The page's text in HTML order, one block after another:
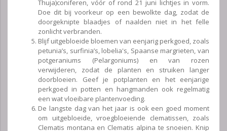
Thuja)coniferen, vóór of rond 21 juni lichtjes in vorm.
Doe dit bij voorkeur op een bewolkte dag, zodat de
doorgeknipte blaadjes of naalden niet in het felle
zonlicht verbranden.
Blijf uitgebloeide bloemen van eenjarig perkgoed, zoals
petunia’s, surfinia’s, lobelia's, Spaanse margrieten, van
potgeraniums (Pelargoniums) en van rozen
verwijderen, zodat de planten en struiken langer
doorbloeien. Geef je potplanten en het eenjarige
perkgoed in potten en hangmanden ook regelmatig
een wat vloeibare plantenvoeding.
De langste dag van het jaar is ook een goed moment
om uitgebloeide, vroegbloeiende clematissen, zoals
Clematis montana en Clematis alpina te snoeien. Knip